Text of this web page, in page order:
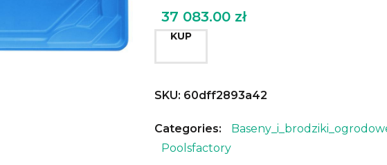
37 083.00 zł
KUP
SKU: 60dff2893a42
Categories:
Poolsfactory